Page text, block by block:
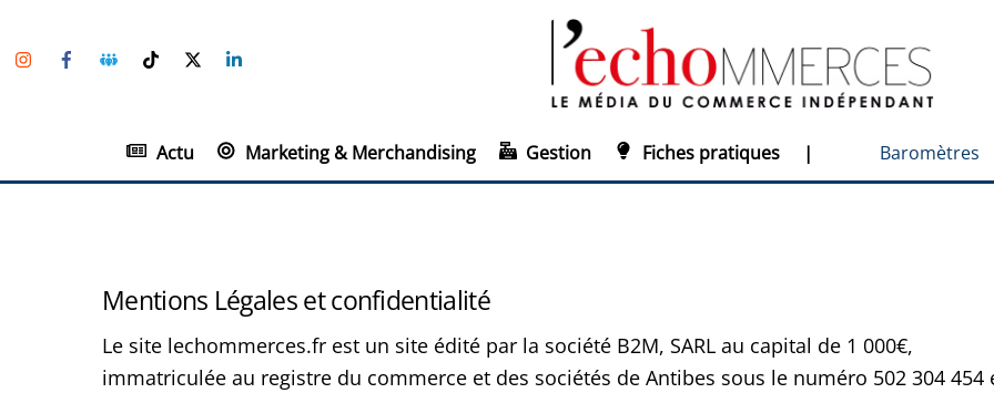
to
InstagramFacebookGroupe
Facebook
TikTokTwitter
Actu Marketing & Merchandising Gestion Fiches pratiques | Baromètres
Mentions Légales et confidentialité
Le site lechommerces.fr est un site édité par la société B2M, SARL au capital de 1 000€,
immatriculée au registre du commerce et des sociétés de Antibes sous le numéro 502 304 454